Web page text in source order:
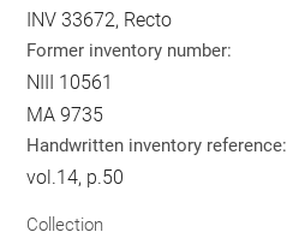
INV 33672, Recto
Former inventory number:
NIII 10561
MA 9735
Handwritten inventory reference:
vol.14, p.50
Collection